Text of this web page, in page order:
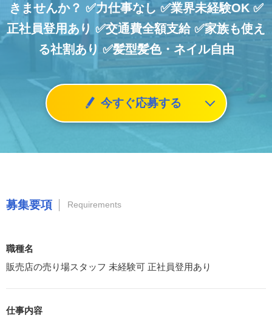
きませんか？ ✅力仕事なし✅業界未経験OK✅
正社員登用あり ✅交通費全額支給✅家族も使え
る社割あり ✅髪型髪色・ネイル自由
今すぐ応募する
募集要項 Requirements
職種名
販売店の売り場スタッフ 未経験可 正社員登用あり
仕事内容